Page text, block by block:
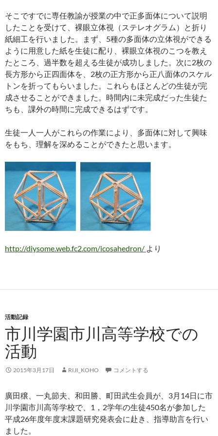
そこですでに専任教諭が授業の中で正多面体について説明
したことを受けて、裸眼立体視（ステレオグラム）と折り
紙細工を行いました。まず、5種の多面体の立体視ができる
ように用意した紙を生徒に配り、裸眼立体視のこつを教え
たところ、過半数を超える生徒が成功しました。次に2枚の
長方形から正四面体を、2枚の正方形から正八面体のスケル
トンを折ってもらいました。これらもほとんどの生徒が完
成させることができました。時間内に未完成だった生徒た
ちも、課外の時間に完成できるはずです。
生徒一人一人がこれらの作業により、多面体に対して興味
をもち、理解を深めることができたと思います。
http://diysome.web.fc2.com/icosahedron/ より
活動記録
市川学園市川高等学校での
活動
2015年3月17日 RIJI_KOHO コメントする
廣田穣、一丸節夫、和田勝、町田武生会員が、3月14日に市
川学園市川高等学校で、1，2学年の生徒450名が参加した
平成26年度年度末課題研究発表会に赴き、指導助言を行い
ました。